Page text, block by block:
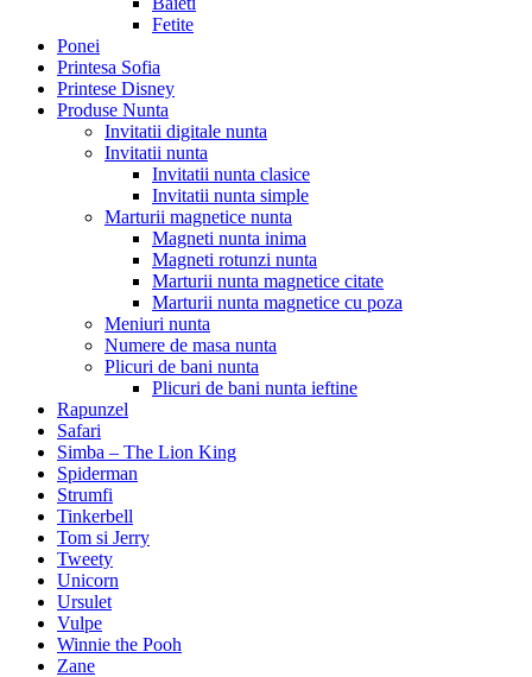
Fetite
Ponei
Printesa Sofia
Printese Disney
Produse Nunta
Invitatii digitale nunta
Invitatii nunta
Invitatii nunta clasice
Invitatii nunta simple
Marturii magnetice nunta
Magneti nunta inima
Magneti rotunzi nunta
Marturii nunta magnetice citate
Marturii nunta magnetice cu poza
Meniuri nunta
Numere de masa nunta
Plicuri de bani nunta
Plicuri de bani nunta ieftine
Rapunzel
Safari
Simba – The Lion King
Spiderman
Strumfi
Tinkerbell
Tom si Jerry
Tweety
Unicorn
Ursulet
Vulpe
Winnie the Pooh
Zane